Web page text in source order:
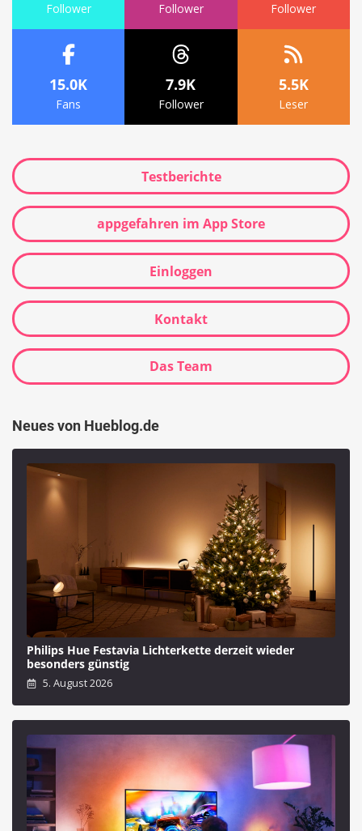
Follower Follower Follower
15.0K
Fans
7.9K
Follower
5.5K
Leser
Testberichte
appgefahren im App Store
Einloggen
Kontakt
Das Team
Neues von Hueblog.de
Philips Hue Festavia Lichterkette derzeit wieder
besonders günstig
5. August 2026